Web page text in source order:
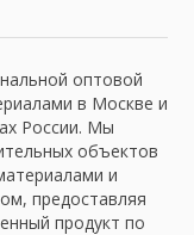
оптовой
в Москве и
России. Мы
объектов
и
предоставляя
продукт по